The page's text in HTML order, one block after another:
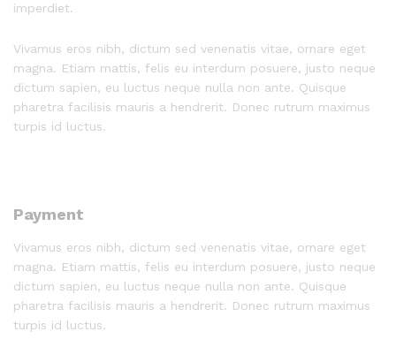
imperdiet.
Vivamus eros nibh, dictum sed venenatis vitae, ornare eget
magna. Etiam mattis, felis eu interdum posuere, justo neque
dictum sapien, eu luctus neque nulla non ante. Quisque
pharetra facilisis mauris a hendrerit. Donec rutrum maximus
turpis id luctus.
Payment
Vivamus eros nibh, dictum sed venenatis vitae, ornare eget
magna. Etiam mattis, felis eu interdum posuere, justo neque
dictum sapien, eu luctus neque nulla non ante. Quisque
pharetra facilisis mauris a hendrerit. Donec rutrum maximus
turpis id luctus.